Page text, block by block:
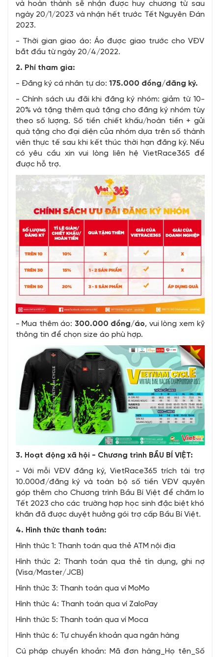
và hoàn thành sẽ nhận được huy chương từ sau
ngày 20/1/2023 và nhận hết trước Tết Nguyên Đán
2023.
- Thời gian giao áo: Áo được giao trước cho VĐV
bắt đầu từ ngày 20/4/2022.
2. Phí tham gia:
- Đăng ký cá nhân tự do: 175.000 đồng/đăng ký.
- Chính sách ưu đãi khi đăng ký nhóm: giảm từ 10-
20% và tặng thêm quà tặng cho đăng ký nhóm tùy
theo số lượng. Số tiền chiết khấu/hoàn tiền + gửi
quà tặng cho đại diện của nhóm dựa trên số thành
viên thực tế sau khi kết thúc thời hạn đăng ký. Nếu
có yêu cầu xin vui lòng liên hệ VietRace365 để
được hỗ trợ.
- Mua thêm áo: 300.000 đồng/áo, vui lòng xem kỹ
thông tin để chọn size áo phù hợp.
3. Hoạt động xã hội - Chương trình BẦU BÍ VIỆT:
- Với mỗi VĐV đăng ký, VietRace365 trích tài trợ
10.000đ/đăng ký và toàn bộ số tiền VĐV quyên
góp thêm cho Chương trình Bầu Bí Việt để chăm lo
Tết 2023 cho các trường hợp học sinh đặc biệt khó
khăn đã được duyệt hưởng gói trợ cấp Bầu Bí Việt.
4. Hình thức thanh toán:
Hình thức 1: Thanh toán qua thẻ ATM nội địa
Hình thức 2: Thanh toán qua thẻ tín dụng, ghi nợ
(Visa/Master/JCB)
Hình thức 3: Thanh toán qua ví MoMo
Hình thức 4: Thanh toán qua ví ZaloPay
Hình thức 5: Thanh toán qua ví Moca
Hình thức 6: Tự chuyển khoản qua ngân hàng
Cú pháp chuyển khoản: Mã đơn hàng_Họ tên_Số